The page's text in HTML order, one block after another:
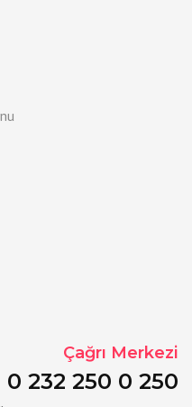
Çağrı Merkezi
0 232 250 0 250